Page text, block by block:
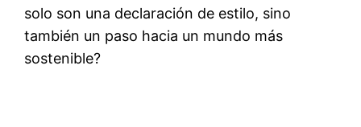
solo son una declaración de estilo, sino
también un paso hacia un mundo más
sostenible?